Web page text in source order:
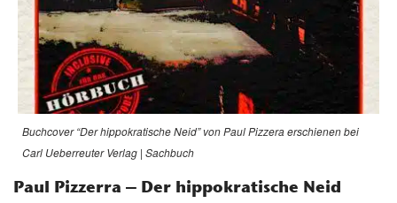
Buchcover “Der hippokratische Neid” von Paul Pizzera erschienen bei
Carl Ueberreuter Verlag | Sachbuch
Paul Pizzerra – Der hippokratische Neid